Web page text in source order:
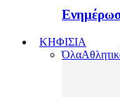
ΚΗΦΙΣΙΑ
Όλα